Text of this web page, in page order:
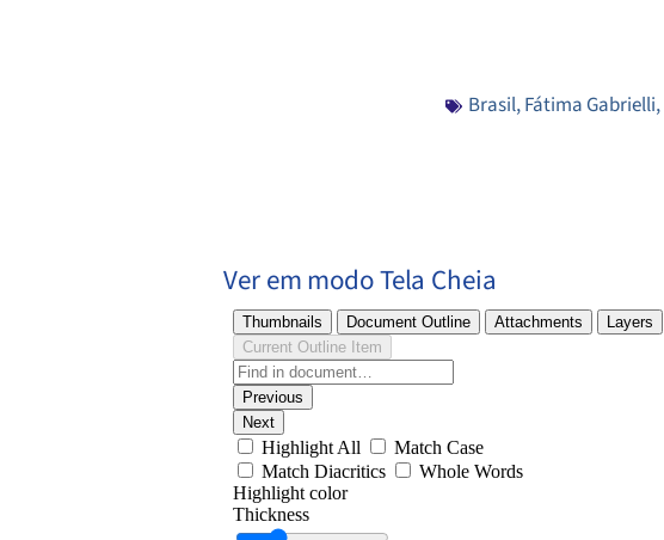
Brasil,Fátima Gabrielli,
Ver em modo Tela Cheia